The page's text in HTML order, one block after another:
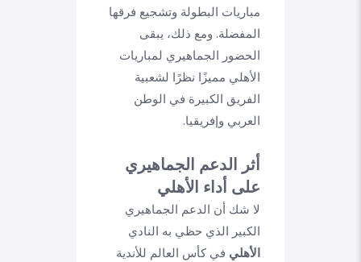
مباريات البطولة وتشجيع فرقها
المفضلة. ومع ذلك، يبقى
الحضور الجماهيري لمباريات
الأهلي مميزًا نظرًا لشعبية
الفريق الكبيرة في الوطن
العربي وإفريقيا.
أثر الدعم الجماهيري
على أداء الأهلي
لا شك أن الدعم الجماهيري
الكبير الذي حظي به النادي
الأهلي في كأس العالم للأندية